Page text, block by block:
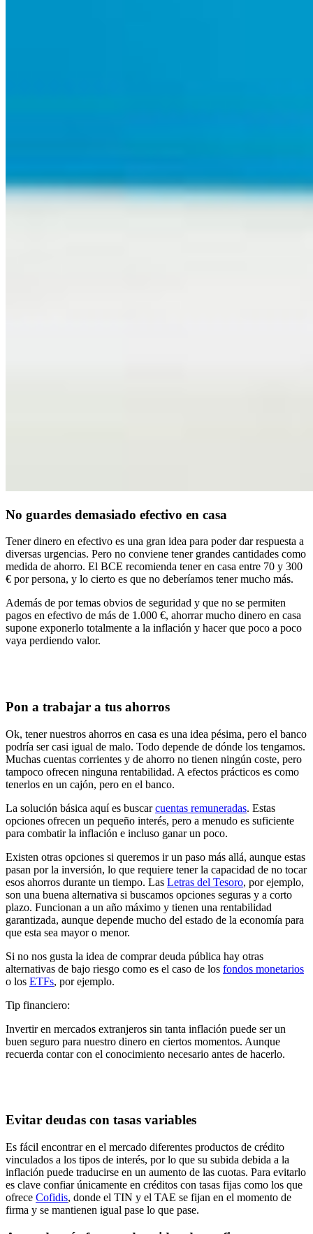
No guardes demasiado efectivo en casa
Tener dinero en efectivo es una gran idea para poder dar respuesta a
diversas urgencias. Pero no conviene tener grandes cantidades como
medida de ahorro. El BCE recomienda tener en casa entre 70 y 300
€ por persona, y lo cierto es que no deberíamos tener mucho más.
Además de portemas obvios de seguridad y que no se permiten
pagos en efectivo de más de 1.000 €, ahorrar mucho dinero en casa
supone exponerlo totalmente a la inflación y hacer que poco a poco
vaya perdiendo valor.
Pon a trabajar a tus ahorros
Ok, tener nuestros ahorros en casa es una idea pésima, pero el banco
podría ser casi igual de malo. Todo depende de dónde los tengamos.
Muchas cuentas corrientes y de ahorro no tienen ningún coste, pero
tampoco ofrecen ninguna rentabilidad. A efectos prácticos es como
tenerlos en un cajón, pero en el banco.
La solución básica aquí es buscarcuentas remuneradas. Estas
opciones ofrecen un pequeño interés, pero a menudo es suficiente
para combatir la inflación e incluso ganarun poco.
Existen otras opciones si queremos ir un paso más allá, aunque estas
pasan por la inversión, lo que requiere tener la capacidad de no tocar
esos ahorros durante un tiempo. Las Letras del Tesoro, por ejemplo,
son una buena alternativa si buscamos opciones seguras y a corto
plazo. Funcionan a un año máximo y tienen una rentabilidad
garantizada, aunque depende mucho del estado de la economía para
que esta sea mayor o menor.
Si no nos gusta la idea de comprar deuda pública hay otras
alternativas de bajo riesgo como es el caso de los fondos monetarios
o los ETFs, por ejemplo.
Tip financiero:
Invertir en mercados extranjeros sin tanta inflación puede ser un
buen seguro para nuestro dinero en ciertos momentos. Aunque
recuerda contar con el conocimiento necesario antes de hacerlo.
Evitar deudas con tasas variables
Es fácil encontrar en el mercado diferentes productos de crédito
vinculados a los tipos de interés, por lo que su subida debida a la
inflación puede traducirse en un aumento de las cuotas. Para evitarlo
es clave confiar únicamente en créditos con tasas fijas como los que
ofrece Cofidis, donde el TIN y el TAE se fijan en el momento de
firma y se mantienen igual pase lo que pase.